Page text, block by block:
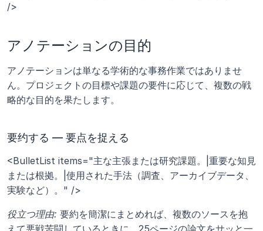
/>
アノテーションの目的
アノテーションは単なる学術的な事務作業ではありませ
ん。プロジェクトの目標や課題の要件に応じて、複数の戦
略的な目的を果たします。
要约する — 要点を捉える
<BulletList items="主な主張または研究課題。|重要な知見
または根拠。|使用された手法（調査、アーカイブデータ、
実験など）。" />
役立つ理由: 要約を簡潔にまとめれば、複数のソースを抱